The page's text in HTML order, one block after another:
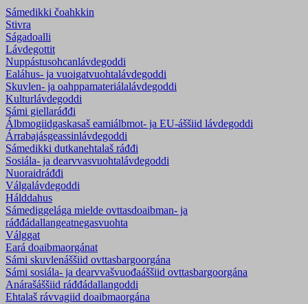
Sámedikki čoahkkin
Stivra
Ságadoalli
Lávdegottit
Nuppástusohcanlávdegoddi
Ealáhus- ja vuoigatvuohtalávdegoddi
Skuvlen- ja oahppamateriála­lávdegoddi
Kulturlávdegoddi
Sámi giellaráđđi
Álbmogiidgaskasaš eamiálbmot- ja EU-áššiid lávdegoddi
Árrabajásgeassinlávdegoddi
Sámedikki dutkanehtalaš ráđđi
Sosiála- ja dearvvasvuohta­lávdegoddi
Nuoraidráđđi
Válgalávdegoddi
Hálddahus
Sámediggelága mielde ovttasdoaibman- ja
ráđđádallangeatnegasvuohta
Válggat
Eará doaibmaorgánat
Sámi skuvlenáššiid ovttasbargoorgána
Sámi sosiála- ja dearvvašvuođaáššiid ovttasbargoorgána
Anárašáššiid ráđđádallangoddi
Ehtalaš rávvagiid doaibmaorgána